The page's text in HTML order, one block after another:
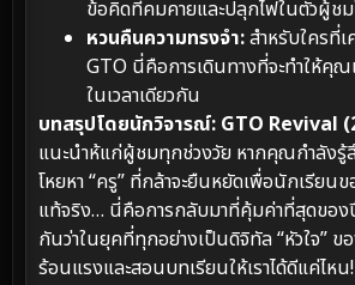
ข้อคิดที่คมคายและปลุกไฟในตัวผู้ช
หวนคืนความทรงจำ:สำหรับใครที่
GTO นี่คือการเดินทางที่จะทำให้คุณ
ในเวลาเดียวกัน
บทสรุปโดยนักวิจารณ์: GTO Revival
แนะนำห้แก่ผู้ชมทุกช่วงวัย หากคุณกำลังรู้
โหยหา “ครู” ที่กล้าจะยืนหยัดเพื่อนักเรียนข
แท้จริง… นี่คือการกลับมาที่คุ้มค่าที่สุดขอ
กันว่าในยุคที่ทุกอย่างเป็นดิจิทัล “หัวใจ” ข
ร้อนแรงและสอนบทเรียนให้เราได้ดีแค่ไหน!